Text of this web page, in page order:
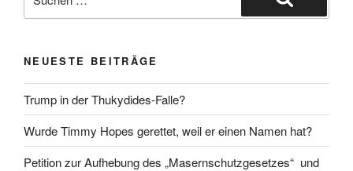
nach:
Suchen
NEUESTE BEITRÄGE
Trump in der Thukydides-Falle?
Wurde Timmy Hopes gerettet, weil er einen Namen hat?
Petition zur Aufhebung des „Masernschutzgesetzes“ und